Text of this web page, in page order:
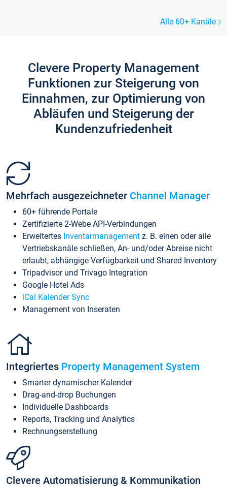
Alle 60+ Kanäle
Clevere Property Management
Funktionen zur Steigerung von
Einnahmen, zur Optimierung von
Abläufen und Steigerung der
Kundenzufriedenheit
Mehrfach ausgezeichneter Channel Manager
60+ führende Portale
Zertifizierte 2-Webe API-Verbindungen
Erweitertes Inventarmanagement z. B. einen oder alle
Vertriebskanäle schließen, An- und/oder Abreise nicht
erlaubt, abhängige Verfügbarkeit und Shared Inventory
Tripadvisor und Trivago Integration
Google Hotel Ads
iCal Kalender Sync
Management von Inseraten
Integriertes Property Management System
Smarter dynamischer Kalender
Drag-and-drop Buchungen
Individuelle Dashboards
Reports, Tracking und Analytics
Rechnungserstellung
Clevere Automatisierung & Kommunikation